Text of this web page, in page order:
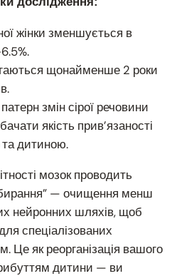
жінки зменшується в
щонайменше 2 роки
змін сірої речовини
якість прив’язаності
та дитиною.
мозок проводить
— очищення менш
нейронних шляхів, щоб
спеціалізованих
Це як реорганізація вашого
дитини — ви